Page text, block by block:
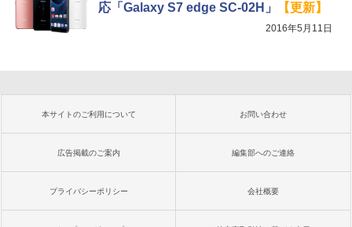
応「Galaxy S7 edge SC-02H」
【更新】
2016年5月11日
本サイトのご利用について お問い合わせ
広告掲載のご案内 編集部へのご連絡
プライバシーポリシー 会社概要